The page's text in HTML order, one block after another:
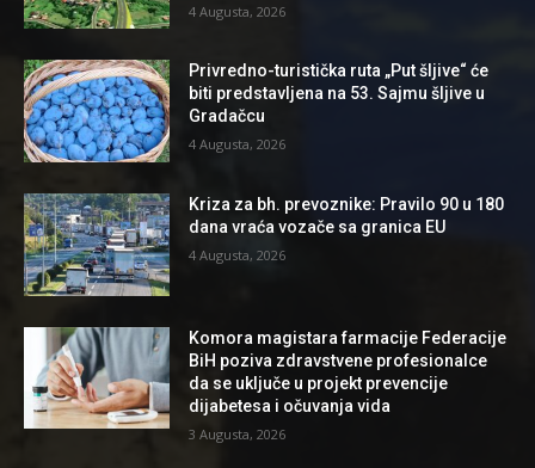
4 Augusta, 2026
Privredno-turistička ruta „Put šljive“ će
biti predstavljena na 53. Sajmu šljive u
Gradačcu
4 Augusta, 2026
Kriza za bh. prevoznike: Pravilo 90 u 180
dana vraća vozače sa granica EU
4 Augusta, 2026
Komora magistara farmacije Federacije
BiH poziva zdravstvene profesionalce
da se uključe u projekt prevencije
dijabetesa i očuvanja vida
3 Augusta, 2026